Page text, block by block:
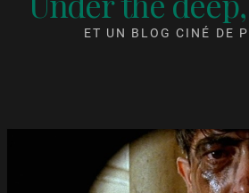
ET UN BLOG CINÉ DE